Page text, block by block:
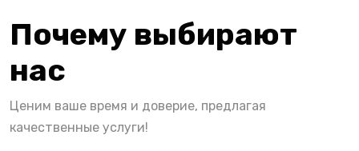
Почему выбирают
нас
Ценим ваше время и доверие, предлагая
качественные услуги!